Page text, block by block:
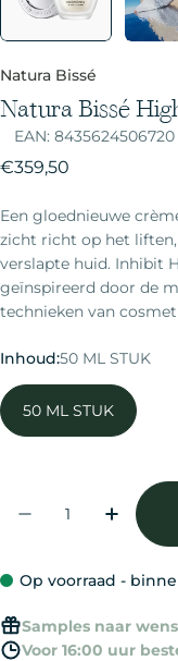
Natura Bissé
Natura Bissé
EAN: 8435624506720
Normale
€359,50
Een gloednieuwe
zicht richt op het
verslapte huid. Inhibit
geïnspireerd door de
technieken van
Inhoud:50 ML STUK
50 ML STUK
Aantal
Op voorraad -
Samples naar
Voor 16:00 uur